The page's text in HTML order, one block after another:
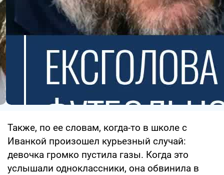
Также, по ее словам, когда-то в школе с
Иванкой произошел курьезный случай:
девочка громко пустила газы. Когда это
услышали одноклассники, она обвинила в